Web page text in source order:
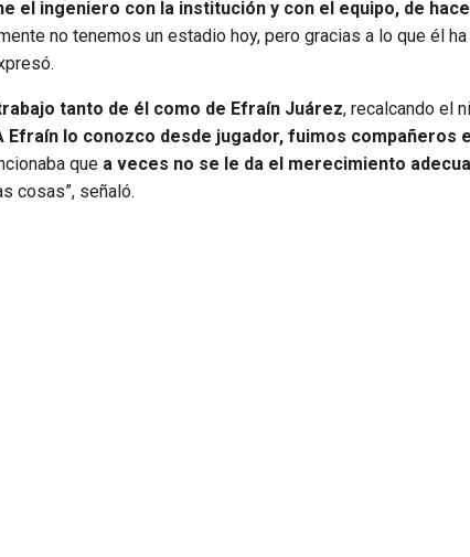
el ingeniero con la institución y con el equipo, de
no tenemos un estadio hoy, pero gracias a lo que él ha
tanto de él como de Efraín Juárez, recalcando el
Efraín lo conozco desde jugador, fuimos compañeros
que a veces no se le da el merecimiento
cosas”, señaló.